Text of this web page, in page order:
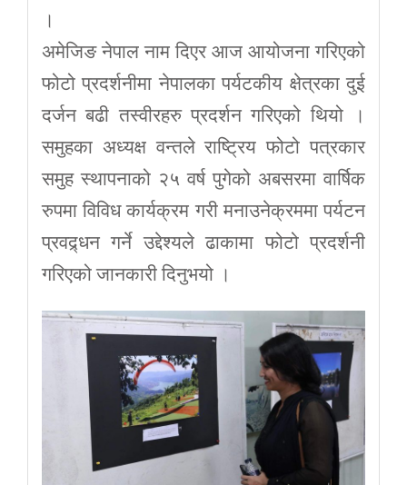
।
अमेजिङ नेपाल नाम दिएर आज आयोजना गरिएको
फोटो प्रदर्शनीमा नेपालका पर्यटकीय क्षेत्रका दुई
दर्जन बढी तस्वीरहरु प्रदर्शन गरिएको थियो ।
समुहका अध्यक्ष वन्तले राष्ट्रिय फोटो पत्रकार
समुह स्थापनाको २५ वर्ष पुगेको अबसरमा वार्षिक
रुपमा विविध कार्यक्रम गरी मनाउनेक्रममा पर्यटन
प्रवद्र्धन गर्ने उद्देश्यले ढाकामा फोटो प्रदर्शनी
गरिएको जानकारी दिनुभयो ।